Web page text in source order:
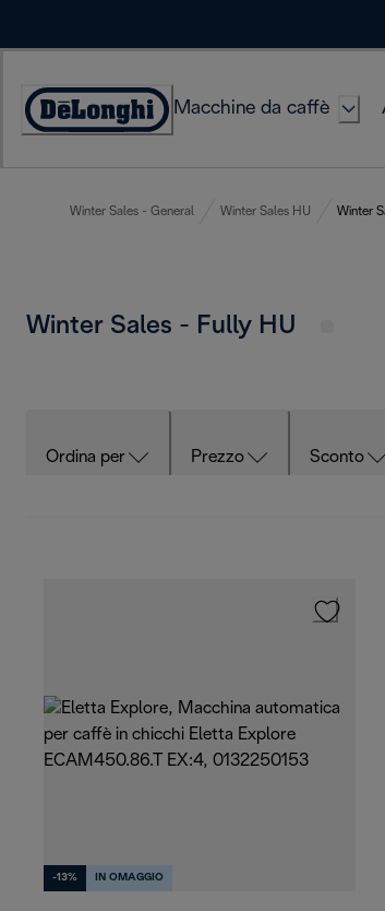
Accessibility
Macchine da caffè
Winter Sales - General Winter Sales HU Winter
Winter Sales - Fully HU
Ordina per Prezzo Sconto
-13% IN OMAGGIO